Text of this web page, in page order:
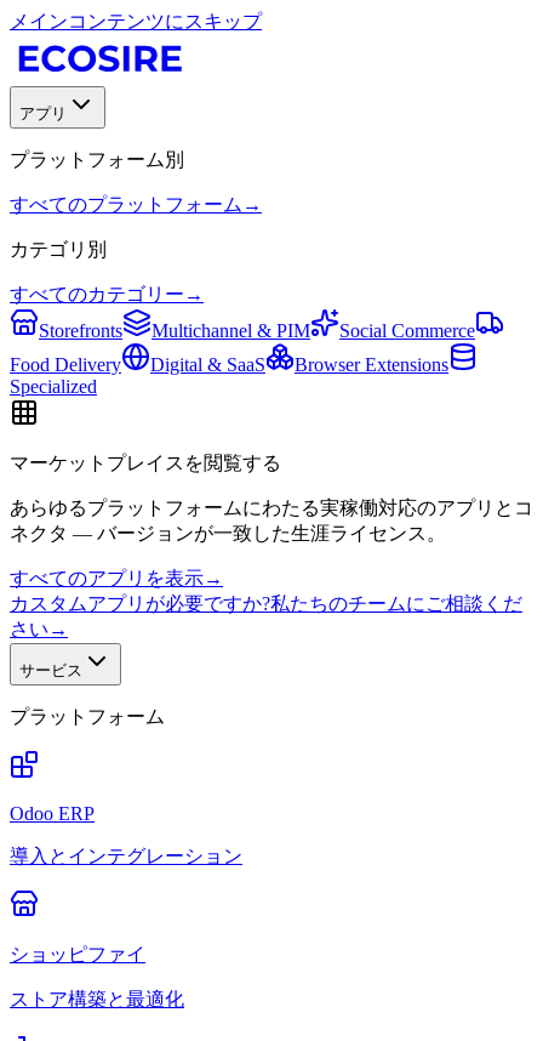
メインコンテンツにスキップ
アプリ
プラットフォーム別
すべてのプラットフォーム →
カテゴリ別
すべてのカテゴリー →
Storefronts
Multichannel & PIM
Social Commerce
Food Delivery
Digital & SaaS
Browser Extensions
Specialized
マーケットプレイスを閲覧する
あらゆるプラットフォームにわたる実稼働対応のアプリとコ
ネクタ — バージョンが一致した生涯ライセンス。
すべてのアプリを表示→
カスタムアプリが必要ですか?私たちのチームにご相談くだ
さい →
サービス
プラットフォーム
Odoo ERP
導入とインテグレーション
ショッピファイ
ストア構築と最適化